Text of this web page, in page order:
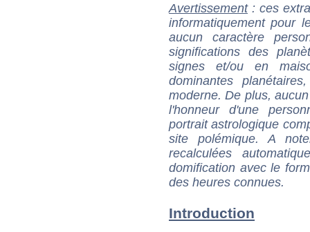
Avertissement: ces
informatiquement pour
aucun caractère
significations des
signes et/ou en
dominantes
moderne. De plus,
l'honneur d'une
portrait astrologique
site polémique. A
recalculées
domification avec le
des heures connues.
Introduction